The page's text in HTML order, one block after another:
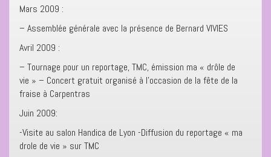
Mars 2009 :
– Assemblée générale avec la présence de Bernard VIVIES
Avril 2009 :
– Tournage pour un reportage, TMC, émission ma « drôle de
vie » – Concert gratuit organisé à l’occasion de la fête de la
fraise à Carpentras
Juin 2009:
-Visite au salon Handica de Lyon -Diffusion du reportage « ma
drole de vie » sur TMC